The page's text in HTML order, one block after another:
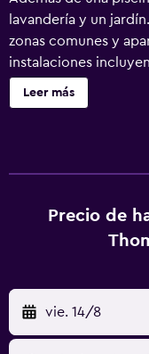
lavandería y un
zonas comunes y
instalaciones
servicio de limpieza
10 alojamientos con
personal gratuitos.
a Internet wifi
de pelo. Los
motel incluyen una
practicar las
Leer más
Precio de
vie. 14/8